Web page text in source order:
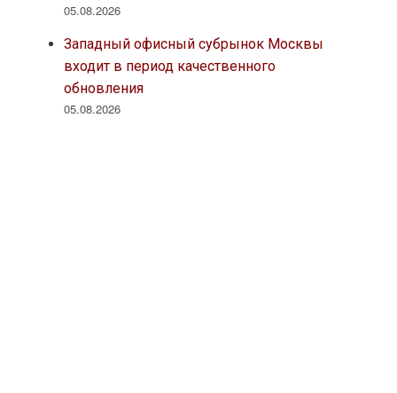
05.08.2026
Западный офисный субрынок Москвы
входит в период качественного
обновления
05.08.2026